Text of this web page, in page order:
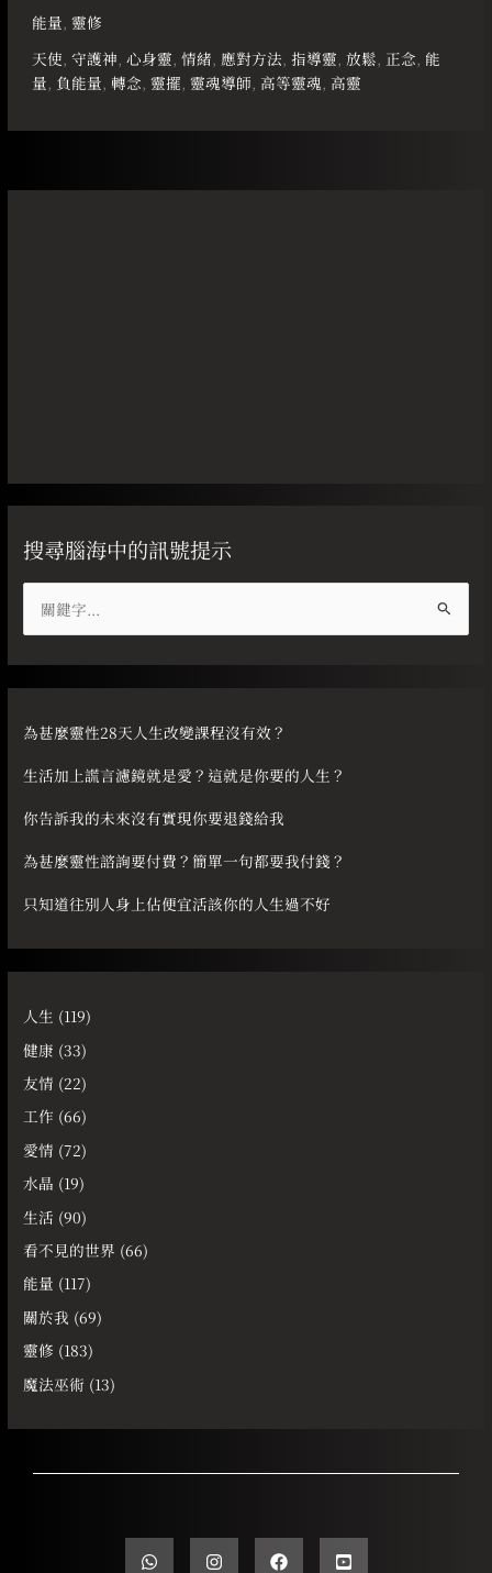
能量,靈修
天使,守護神,心身靈,情緒, 應對方法,指導靈,放鬆, 正念, 能
量, 負能量, 轉念,靈擺,靈魂導師, 高等靈魂, 高靈
搜尋腦海中的訊號提示
尋
關
字
為甚麼靈性28天人生改變課程沒有效？
生活加上謊言濾鏡就是愛？這就是你要的人生？
你告訴我的未來沒有實現你要退錢給我
為甚麼靈性諮詢要付費？簡單一句都要我付錢？
只知道往別人身上佔便宜活該你的人生過不好
人生 (119)
健康 (33)
友情 (22)
工作 (66)
愛情 (72)
水晶 (19)
生活 (90)
看不見的世界 (66)
能量 (117)
關於我 (69)
靈修 (183)
魔法巫術 (13)